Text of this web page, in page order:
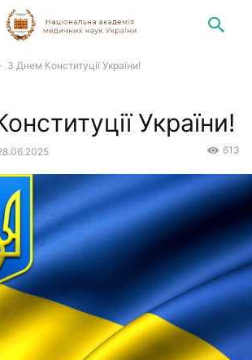
З Днем Конституції України!
України!
613